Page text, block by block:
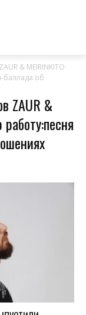
& MEIRINKITO
баллада об
ZAUR &